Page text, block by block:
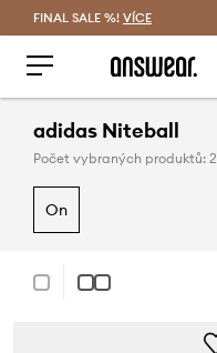
FINAL SALE %! VÍCE
adidas Niteball
Počet vybraných produktů: 2
on